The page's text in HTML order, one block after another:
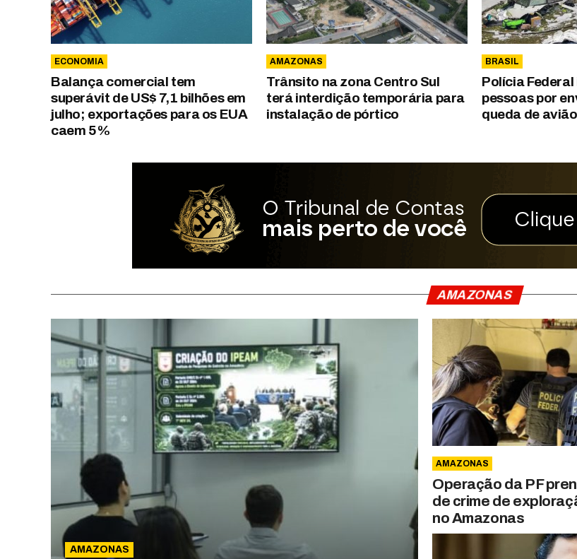
ECONOMIA
Balança comercial tem
superávit de US$ 7,1 bilhões em
julho; exportações para os EUA
caem 5%
AMAZONAS
Trânsito na zona Centro Sul
terá interdição temporária para
instalação de pórtico
BRASIL
Polícia
pessoas por
queda de
AMAZONAS
AMAZONAS
AMAZONAS
Operação da PF
de crime de
no Amazonas